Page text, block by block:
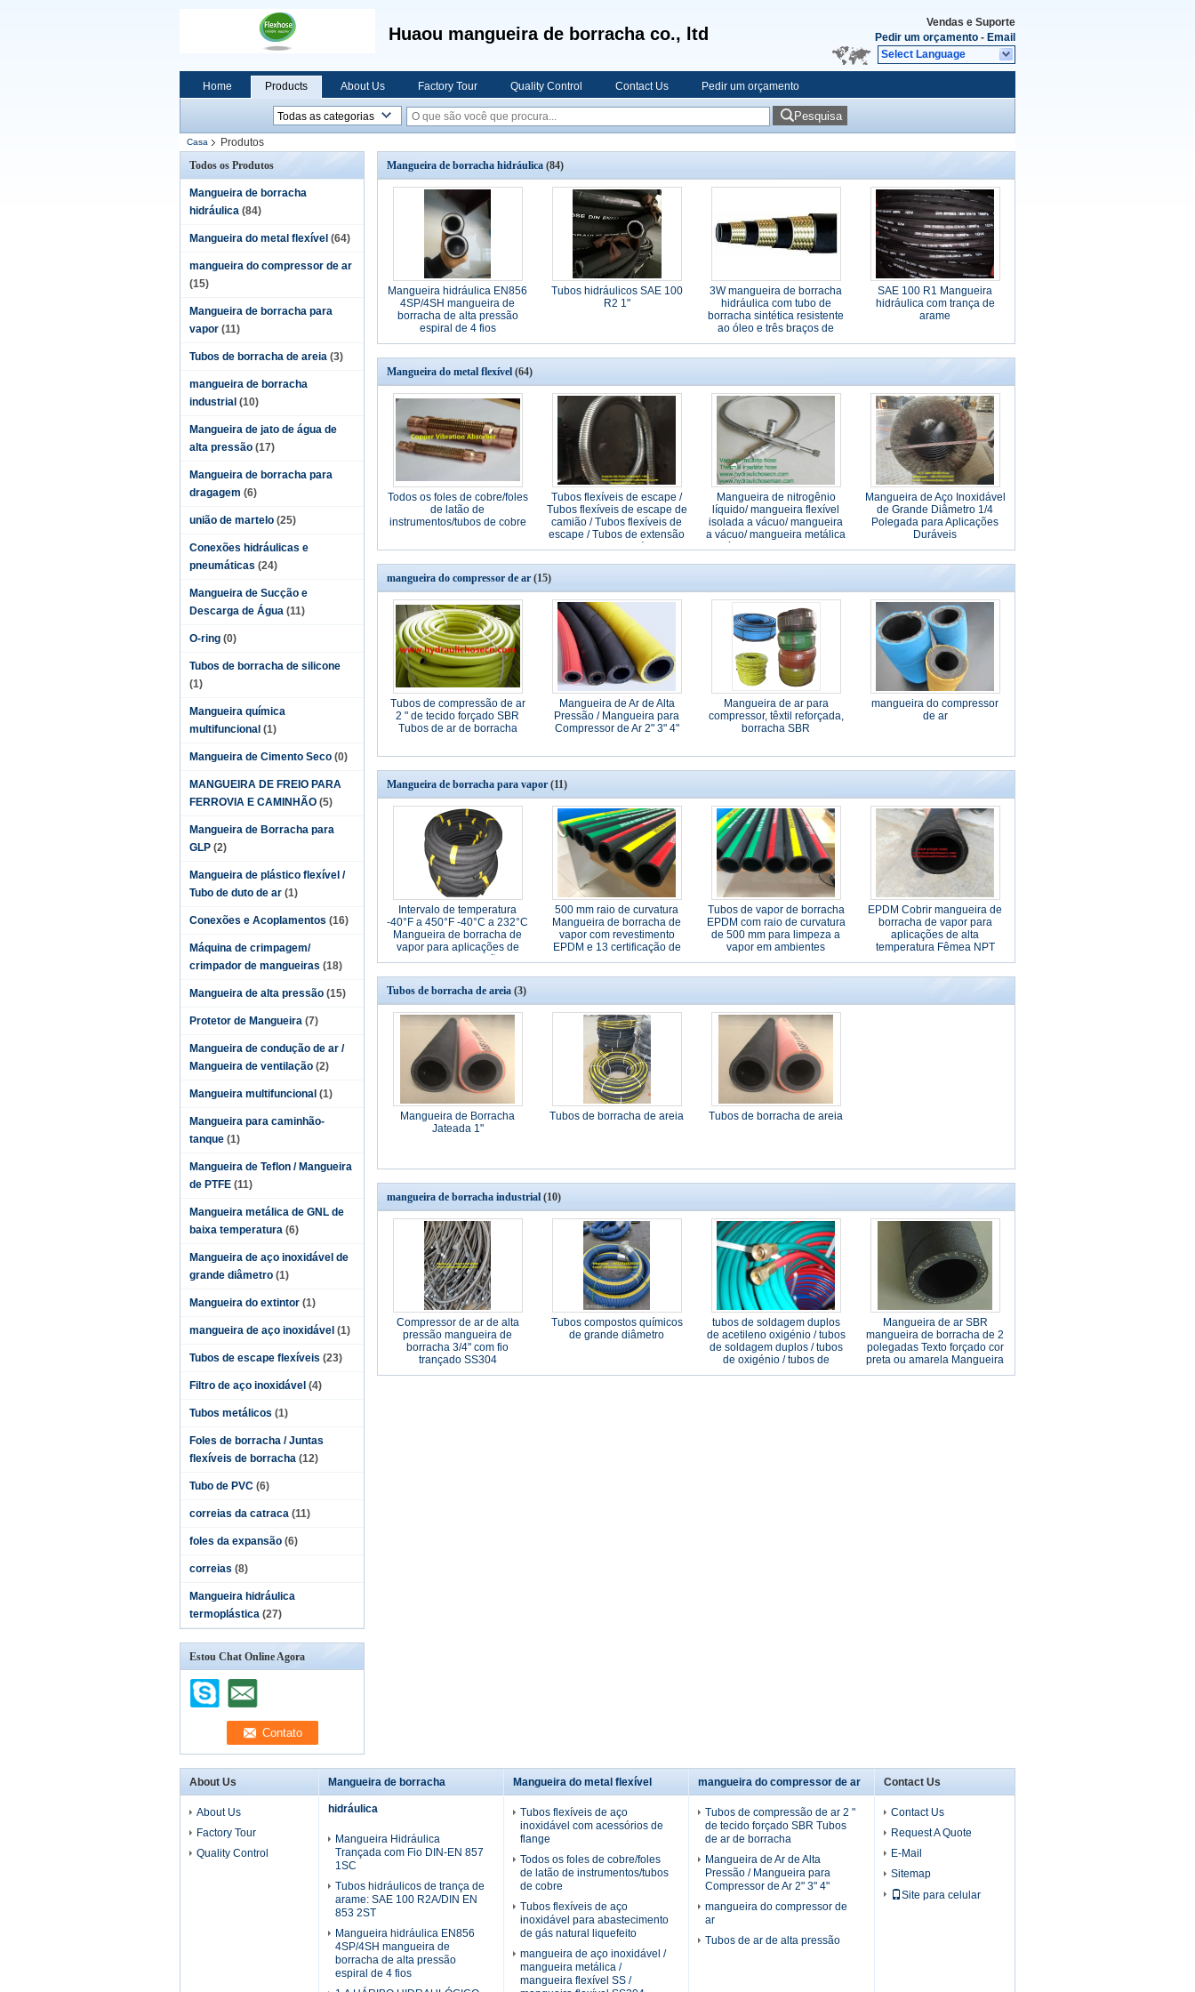
Huaou mangueira de borracha co., ltd
Vendas e Suporte
Pedir um orçamento - Email
Select Language
Home Products About Us Factory Tour Quality Control Contact Us Pedir um orçamento
Pesquisa
Casa
Produtos
Todos os Produtos
Mangueira de borracha
hidráulica (84)
Mangueira do metal flexível (64)
mangueira do compressor de ar
(15)
Mangueira de borracha para
vapor (11)
Tubos de borracha de areia (3)
mangueira de borracha
industrial (10)
Mangueira de jato de água de
alta pressão (17)
Mangueira de borracha para
dragagem (6)
união de martelo (25)
Conexões hidráulicas e
pneumáticas (24)
Mangueira de Sucção e
Descarga de Água (11)
O-ring (0)
Tubos de borracha de silicone
(1)
Mangueira química
multifuncional (1)
Mangueira de Cimento Seco (0)
MANGUEIRA DE FREIO PARA
FERROVIA E CAMINHÃO (5)
Mangueira de Borracha para
GLP (2)
Mangueira de plástico flexível /
Tubo de duto de ar (1)
Conexões e Acoplamentos (16)
Máquina de crimpagem/
crimpador de mangueiras (18)
Mangueira de alta pressão (15)
Protetor de Mangueira (7)
Mangueira de condução de ar /
Mangueira de ventilação (2)
Mangueira multifuncional (1)
Mangueira para caminhão-
tanque (1)
Mangueira de Teflon / Mangueira
de PTFE (11)
Mangueira metálica de GNL de
baixa temperatura (6)
Mangueira de aço inoxidável de
grande diâmetro (1)
Mangueira do extintor (1)
mangueira de aço inoxidável (1)
Tubos de escape flexíveis (23)
Filtro de aço inoxidável (4)
Tubos metálicos (1)
Foles de borracha / Juntas
flexíveis de borracha (12)
Tubo de PVC (6)
correias da catraca (11)
foles da expansão (6)
correias (8)
Mangueira hidráulica
termoplástica (27)
Estou Chat Online Agora
Mangueira de borracha hidráulica (84)
Mangueira hidráulica EN856
4SP/4SH mangueira de
borracha de alta pressão
espiral de 4 fios
Tubos hidráulicos SAE 100
R2 1"
3W mangueira de borracha
hidráulica com tubo de
borracha sintética resistente
ao óleo e três braços de
arame de aço de alta
SAE 100 R1 Mangueira
hidráulica com trança de
arame
Mangueira do metal flexível (64)
Todos os foles de cobre/foles
de latão de
instrumentos/tubos de cobre
Tubos flexíveis de escape /
Tubos flexíveis de escape de
camião / Tubos flexíveis de
escape / Tubos de extensão
de aço inoxidável
Mangueira de nitrogênio
líquido/ mangueira flexível
isolada a vácuo/ mangueira
a vácuo/ mangueira metálica
flexível/ mangueira de GNL
Mangueira de Aço Inoxidável
de Grande Diâmetro 1/4
Polegada para Aplicações
Duráveis
mangueira do compressor de ar (15)
Tubos de compressão de ar
2 " de tecido forçado SBR
Tubos de ar de borracha
Mangueira de Ar de Alta
Pressão / Mangueira para
Compressor de Ar 2" 3" 4"
Mangueira de ar para
compressor, têxtil reforçada,
borracha SBR
mangueira do compressor
de ar
Mangueira de borracha para vapor (11)
Intervalo de temperatura
-40°F a 450°F -40°C a 232°C
Mangueira de borracha de
vapor para aplicações de
vapor sob pressão
500 mm raio de curvatura
Mangueira de borracha de
vapor com revestimento
EPDM e 13 certificação de
segurança
Tubos de vapor de borracha
EPDM com raio de curvatura
de 500 mm para limpeza a
vapor em ambientes
industriais
EPDM Cobrir mangueira de
borracha de vapor para
aplicações de alta
temperatura Fêmea NPT
Fittings extremidades -20 A
Tubos de borracha de areia (3)
Mangueira de Borracha
Jateada 1"
Tubos de borracha de areia Tubos de borracha de areia
mangueira de borracha industrial (10)
Compressor de ar de alta
pressão mangueira de
borracha 3/4" com fio
trançado SS304
Tubos compostos químicos
de grande diâmetro
tubos de soldagem duplos
de acetileno oxigénio / tubos
de soldagem duplos / tubos
de oxigénio / tubos de
acetileno / tubos de
Mangueira de ar SBR
mangueira de borracha de 2
polegadas Texto forçado cor
preta ou amarela Mangueira
de ar
About Us
About Us
Factory Tour
Quality Control
Mangueira de borracha
hidráulica
Mangueira Hidráulica
Trançada com Fio DIN-EN 857
1SC
Tubos hidráulicos de trança de
arame: SAE 100 R2A/DIN EN
853 2ST
Mangueira hidráulica EN856
4SP/4SH mangueira de
borracha de alta pressão
espiral de 4 fios
Mangueira do metal flexível
Tubos flexíveis de aço
inoxidável com acessórios de
flange
Todos os foles de cobre/foles
de latão de instrumentos/tubos
de cobre
Tubos flexíveis de aço
inoxidável para abastecimento
de gás natural liquefeito
mangueira de aço inoxidável /
mangueira metálica /
mangueira flexível SS /
mangueira do compressor de ar
Tubos de compressão de ar 2 "
de tecido forçado SBR Tubos
de ar de borracha
Mangueira de Ar de Alta
Pressão / Mangueira para
Compressor de Ar 2" 3" 4"
mangueira do compressor de
ar
Tubos de ar de alta pressão
Contact Us
Contact Us
Request A Quote
E-Mail
Sitemap
Site para celular